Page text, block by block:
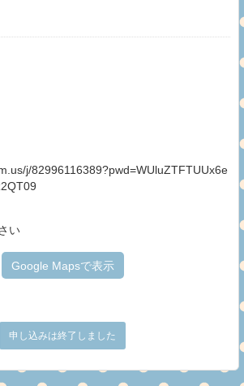
j/82996116389?pwd=WUluZTFTUUx6e
い
Google Mapsで表示
申し込みは終了しました